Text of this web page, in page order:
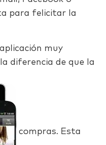
para felicitar la
muy
diferencia de que la
compras. Esta